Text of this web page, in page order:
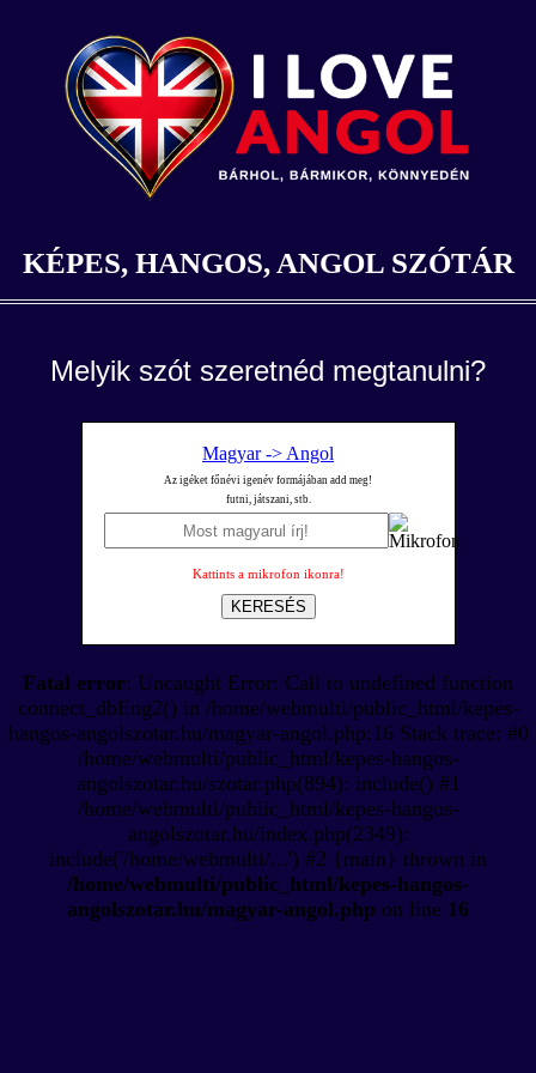
KÉPES, HANGOS, ANGOL SZÓTÁR
Melyik szót szeretnéd megtanulni?
Magyar -> Angol
Az igéket főnévi igenév formájában add meg!
futni, játszani, stb.
Kattints a mikrofon ikonra!
KERESÉS
Fatal error: Uncaught Error: Call to undefined function
connect_dbEng2() in /home/webmulti/public_html/kepes-
hangos-angolszotar.hu/magyar-angol.php:16 Stack trace: #0
/home/webmulti/public_html/kepes-hangos-
angolszotar.hu/szotar.php(894): include() #1
/home/webmulti/public_html/kepes-hangos-
angolszotar.hu/index.php(2349):
include('/home/webmulti/...') #2 {main} thrown in
/home/webmulti/public_html/kepes-hangos-
angolszotar.hu/magyar-angol.php on line 16